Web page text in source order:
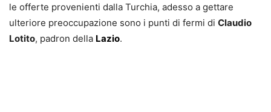
le offerte provenienti dalla Turchia, adesso a gettare
ulteriore preoccupazione sono i punti di fermi di Claudio
Lotito, padron della Lazio.